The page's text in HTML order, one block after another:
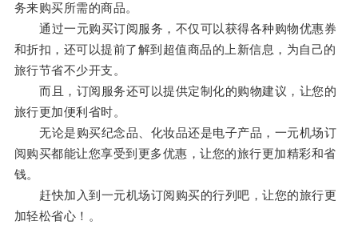
务来购买所需的商品。
通过一元购买订阅服务，不仅可以获得各种购物优惠券
和折扣，还可以提前了解到超值商品的上新信息，为自己的
旅行节省不少开支。
而且，订阅服务还可以提供定制化的购物建议，让您的
旅行更加便利省时。
无论是购买纪念品、化妆品还是电子产品，一元机场订
阅购买都能让您享受到更多优惠，让您的旅行更加精彩和省
钱。
赶快加入到一元机场订阅购买的行列吧，让您的旅行更
加轻松省心！。